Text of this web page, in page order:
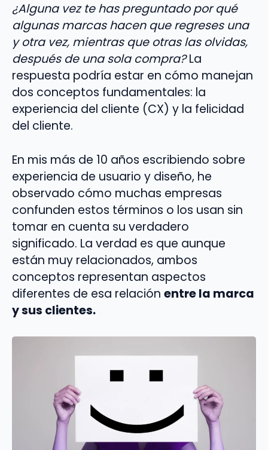
¿Alguna vez te has preguntado por qué
algunas marcas hacen que regreses una
y otra vez, mientras que otras las olvidas,
después de una sola compra?La
respuesta podría estar en cómo manejan
dos conceptos fundamentales: la
experiencia del cliente (CX) y la felicidad
del cliente.
En mis más de 10 años escribiendo sobre
experiencia de usuario y diseño, he
observado cómo muchas empresas
confunden estos términos o los usan sin
tomar en cuenta su verdadero
significado. La verdad es que aunque
están muy relacionados, ambos
conceptos representan aspectos
diferentes de esa relación entre la marca
y sus clientes.